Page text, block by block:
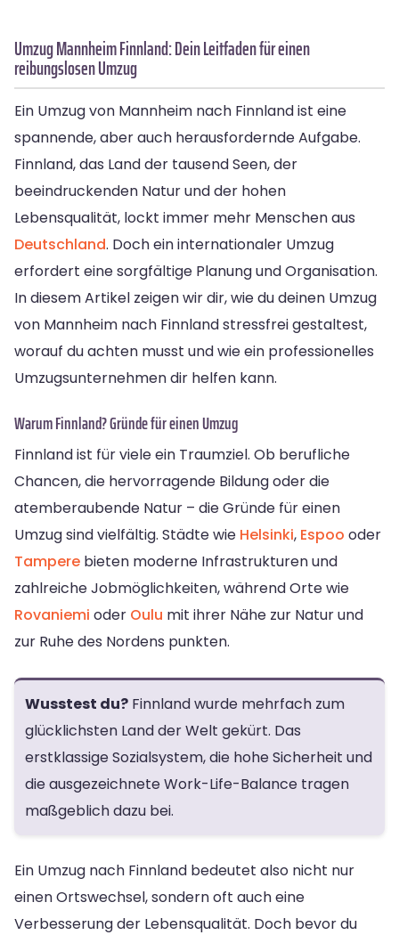
Umzug Mannheim Finnland: Dein Leitfaden für einen
reibungslosen Umzug
Ein Umzug von Mannheim nach Finnland ist eine
spannende, aber auch herausfordernde Aufgabe.
Finnland, das Land der tausend Seen, der
beeindruckenden Natur und der hohen
Lebensqualität, lockt immer mehr Menschen aus
Deutschland. Doch ein internationaler Umzug
erfordert eine sorgfältige Planung und Organisation.
In diesem Artikel zeigen wir dir, wie du deinen Umzug
von Mannheim nach Finnland stressfrei gestaltest,
worauf du achten musst und wie ein professionelles
Umzugsunternehmen dir helfen kann.
Warum Finnland? Gründe für einen Umzug
Finnland ist für viele ein Traumziel. Ob berufliche
Chancen, die hervorragende Bildung oder die
atemberaubende Natur – die Gründe für einen
Umzug sind vielfältig. Städte wie Helsinki, Espoo oder
Tampere bieten moderne Infrastrukturen und
zahlreiche Jobmöglichkeiten, während Orte wie
Rovaniemi oder Oulu mit ihrer Nähe zur Natur und
zur Ruhe des Nordens punkten.
Wusstest du? Finnland wurde mehrfach zum
glücklichsten Land der Welt gekürt. Das
erstklassige Sozialsystem, die hohe Sicherheit und
die ausgezeichnete Work-Life-Balance tragen
maßgeblich dazu bei.
Ein Umzug nach Finnland bedeutet also nicht nur
einen Ortswechsel, sondern oft auch eine
Verbesserung der Lebensqualität. Doch bevor du